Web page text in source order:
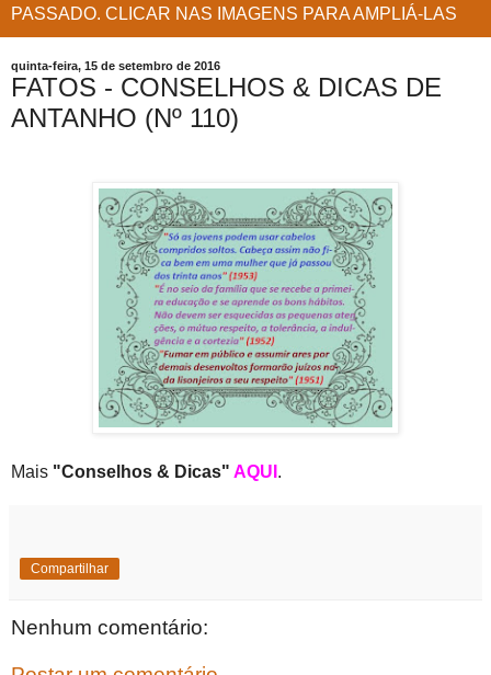
PASSADO. CLICAR NAS IMAGENS PARA AMPLIÁ-LAS
quinta-feira, 15 de setembro de 2016
FATOS - CONSELHOS & DICAS DE
ANTANHO (Nº 110)
Mais "Conselhos & Dicas" AQUI .
Compartilhar
Nenhum comentário: